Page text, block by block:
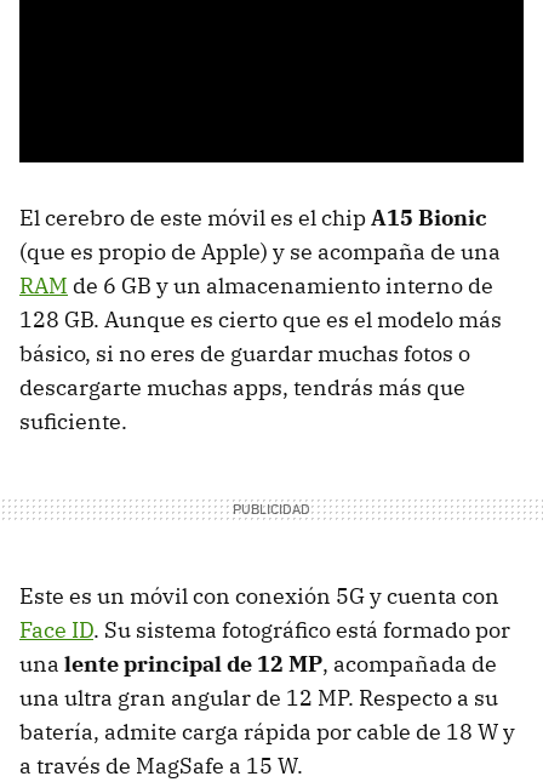
El cerebro de este móvil es el chipA15 Bionic
(que es propio de Apple) y se acompaña de una
RAM de 6 GB y un almacenamiento interno de
128 GB. Aunque es cierto que es el modelo más
básico, si no eres de guardar muchas fotos o
descargarte muchas apps, tendrás más que
suficiente.
Este es un móvil con conexión 5G y cuenta con
Face ID. Su sistema fotográfico está formado por
una lente principal de 12 MP, acompañada de
una ultra gran angular de 12 MP. Respecto a su
batería, admite carga rápida por cable de 18 W y
a través de MagSafe a 15 W.